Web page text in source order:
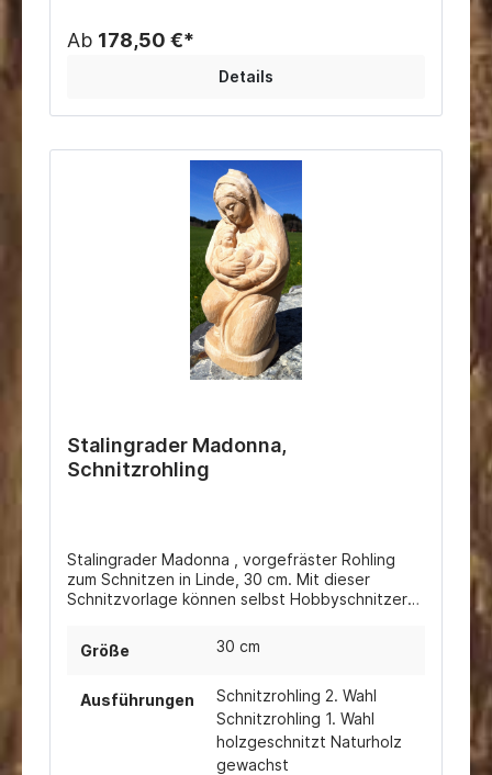
Ab 178,50 €*
Details
Stalingrader Madonna,
Schnitzrohling
Stalingrader Madonna , vorgefräster Rohling
zum Schnitzen in Linde, 30 cm. Mit dieser
Schnitzvorlage können selbst Hobbyschnitzer
nachschnitzen.Auch handgeschnitzt und
gewachst oder handbemalt erhältlich.
Größe 30 cm
Ausführungen
Schnitzrohling 2. Wahl
Schnitzrohling 1. Wahl
holzgeschnitzt Naturholz
gewachst